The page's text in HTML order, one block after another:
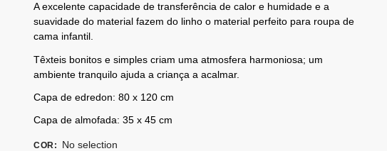
A excelente capacidade de transferência de calor e humidade e a
suavidade do material fazem do linho o material perfeito para roupa de
cama infantil.
Têxteis bonitos e simples criam uma atmosfera harmoniosa; um
ambiente tranquilo ajuda a criança a acalmar.
Capa de edredon: 80 x 120 cm
Capa de almofada: 35 x 45 cm
COR : No selection